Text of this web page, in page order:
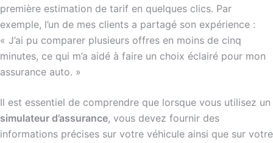
première estimation de tarif en quelques clics. Par
exemple, l’un de mes clients a partagé son expérience :
« J’ai pu comparer plusieurs offres en moins de cinq
minutes, ce qui m’a aidé à faire un choix éclairé pour mon
assurance auto. »
Il est essentiel de comprendre que lorsque vous utilisez un
simulateur d’assurance, vous devez fournir des
informations précises sur votre véhicule ainsi que sur votre